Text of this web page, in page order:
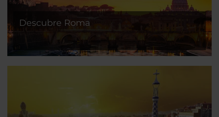
Descubre Roma